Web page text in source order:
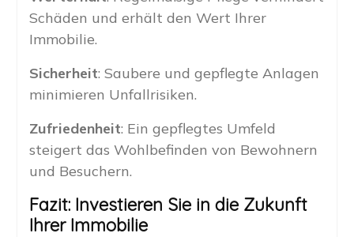
Schäden und erhält den Wert Ihrer
Immobilie.
Sicherheit: Saubere und gepflegte Anlagen
minimieren Unfallrisiken.
Zufriedenheit: Ein gepflegtes Umfeld
steigert das Wohlbefinden von Bewohnern
und Besuchern.
Fazit: Investieren Sie in die Zukunft
Ihrer Immobilie